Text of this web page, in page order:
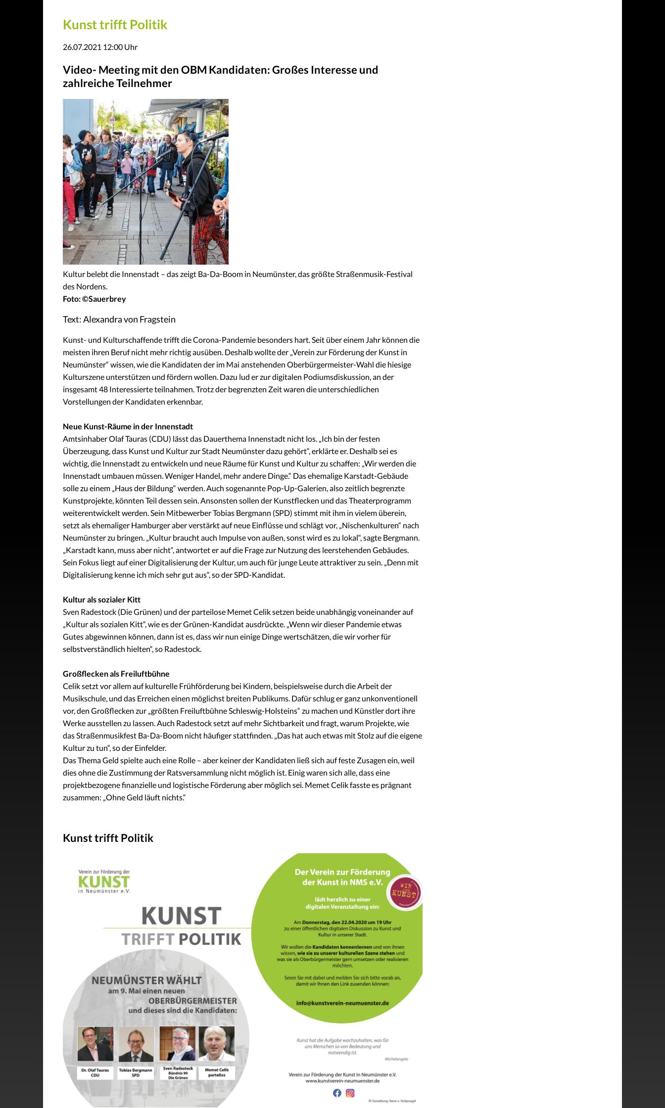
Kunst trifft Politik
26.07.2021 12:00 Uhr
Video- Meeting mit den OBM Kandidaten: Großes Interesse und
zahlreiche Teilnehmer
Kultur belebt die Innenstadt – das zeigt Ba-Da-Boom in Neumünster, das größte Straßenmusik-Festival
des Nordens.
Foto: ©Sauerbrey
Text: Alexandra von Fragstein
Kunst- und Kulturschaffende trifft die Corona-Pandemie besonders hart. Seit über einem Jahr können die
meisten ihren Beruf nicht mehr richtig ausüben. Deshalb wollte der „Verein zur Förderung der Kunst in
Neumünster“ wissen, wie die Kandidaten der im Mai anstehenden Oberbürgermeister-Wahl die hiesige
Kulturszene unterstützen und fördern wollen. Dazu lud er zur digitalen Podiumsdiskussion, an der
insgesamt 48 Interessierte teilnahmen. Trotz der begrenzten Zeit waren die unterschiedlichen
Vorstellungen der Kandidaten erkennbar.
Neue Kunst-Räume in der Innenstadt
Amtsinhaber Olaf Tauras (CDU) lässt das Dauerthema Innenstadt nicht los. „Ich bin der festen
Überzeugung, dass Kunst und Kultur zur Stadt Neumünster dazu gehört“, erklärte er. Deshalb sei es
wichtig, die Innenstadt zu entwickeln und neue Räume für Kunst und Kultur zu schaffen: „Wir werden die
Innenstadt umbauen müssen. Weniger Handel, mehr andere Dinge.“ Das ehemalige Karstadt-Gebäude
solle zu einem „Haus der Bildung“ werden. Auch sogenannte Pop-Up-Galerien, also zeitlich begrenzte
Kunstprojekte, könnten Teil dessen sein. Ansonsten sollen der Kunstflecken und das Theaterprogramm
weiterentwickelt werden. Sein Mitbewerber Tobias Bergmann (SPD) stimmt mit ihm in vielem überein,
setzt als ehemaliger Hamburger aber verstärkt auf neue Einflüsse und schlägt vor, „Nischenkulturen“ nach
Neumünster zu bringen. „Kultur braucht auch Impulse von außen, sonst wird es zu lokal“, sagte Bergmann.
„Karstadt kann, muss aber nicht“, antwortet er auf die Frage zur Nutzung des leerstehenden Gebäudes.
Sein Fokus liegt auf einer Digitalisierung der Kultur, um auch für junge Leute attraktiver zu sein. „Denn mit
Digitalisierung kenne ich mich sehr gut aus“, so der SPD-Kandidat.
Kultur als sozialer Kitt
Sven Radestock (Die Grünen) und der parteilose Memet Celik setzen beide unabhängig voneinander auf
„Kultur als sozialen Kitt“, wie es der Grünen-Kandidat ausdrückte. „Wenn wir dieser Pandemie etwas
Gutes abgewinnen können, dann ist es, dass wir nun einige Dinge wertschätzen, die wir vorher für
selbstverständlich hielten“, so Radestock.
Großflecken als Freiluftbühne
Celik setzt vor allem auf kulturelle Frühförderung bei Kindern, beispielsweise durch die Arbeit der
Musikschule, und das Erreichen einen möglichst breiten Publikums. Dafür schlug er ganz unkonventionell
vor, den Großflecken zur „größten Freiluftbühne Schleswig-Holsteins“ zu machen und Künstler dort ihre
Werke ausstellen zu lassen. Auch Radestock setzt auf mehr Sichtbarkeit und fragt, warum Projekte, wie
das Straßenmusikfest Ba-Da-Boom nicht häufiger stattfinden. „Das hat auch etwas mit Stolz auf die eigene
Kultur zu tun“, so der Einfelder.
Das Thema Geld spielte auch eine Rolle – aber keiner der Kandidaten ließ sich auf feste Zusagen ein, weil
dies ohne die Zustimmung der Ratsversammlung nicht möglich ist. Einig waren sich alle, dass eine
projektbezogene finanzielle und logistische Förderung aber möglich sei. Memet Celik fasste es prägnant
zusammen: „Ohne Geld läuft nichts.“
Kunst trifft Politik